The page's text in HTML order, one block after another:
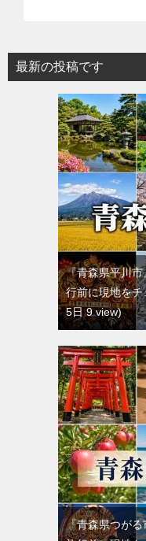
最新の投稿です
『青森県平川
行前に現地を
5日 9 view
『青森県つが